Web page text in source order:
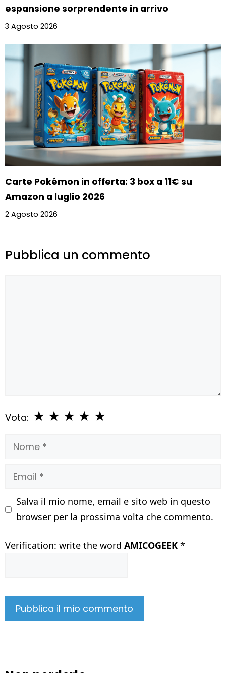
espansione sorprendente in arrivo
3 Agosto 2026
Carte Pokémon in offerta: 3 box a 11€ su
Amazon a luglio 2026
2 Agosto 2026
Pubblica un commento
Vota: ★
★
★
★
★
Nome
Email
Salva il mio nome, email e sito web in questo
browser per la prossima volta che commento.
Verification: write the word AMICOGEEK *